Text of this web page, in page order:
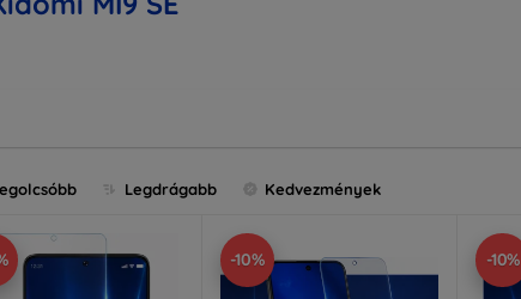
Legdrágabb Kedvezmények
-10% -10%